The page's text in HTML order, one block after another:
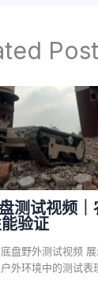
测试视频
验证
盘野外测试视频
外环境中的测试表